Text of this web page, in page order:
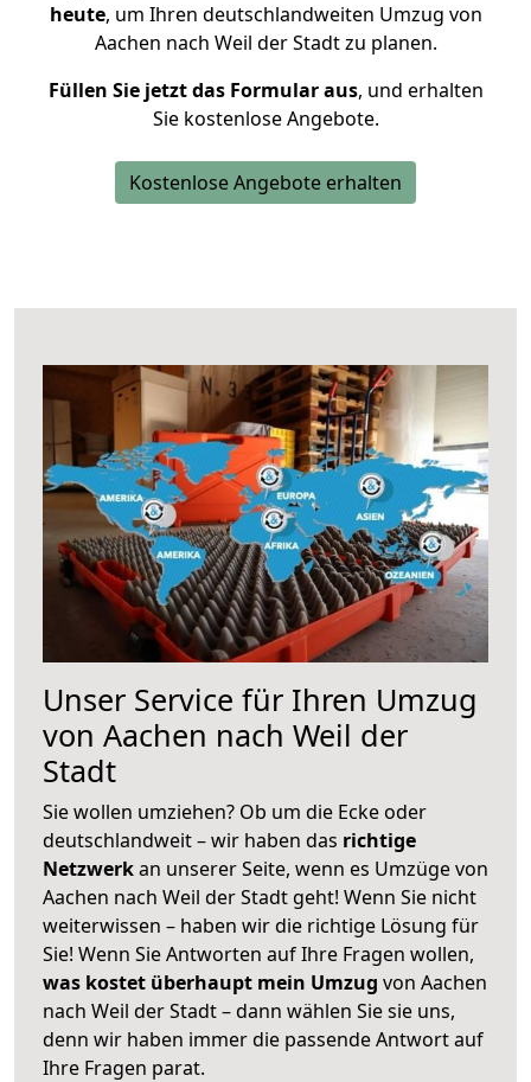
heute, um Ihren deutschlandweiten Umzug von
Aachen nach Weil der Stadt zu planen.
Füllen Sie jetzt das Formular aus, und erhalten
Sie kostenlose Angebote.
Kostenlose Angebote erhalten
Unser Service für Ihren Umzug
von Aachen nach Weil der
Stadt
Sie wollen umziehen? Ob um die Ecke oder
deutschlandweit – wir haben das richtige
Netzwerkan unserer Seite, wenn es Umzüge von
Aachen nach Weil der Stadt geht! Wenn Sie nicht
weiterwissen – haben wir die richtige Lösung für
Sie! Wenn Sie Antworten auf Ihre Fragen wollen,
was kostet überhaupt mein Umzug von Aachen
nach Weil der Stadt – dann wählen Sie sie uns,
denn wir haben immer die passende Antwort auf
Ihre Fragen parat.